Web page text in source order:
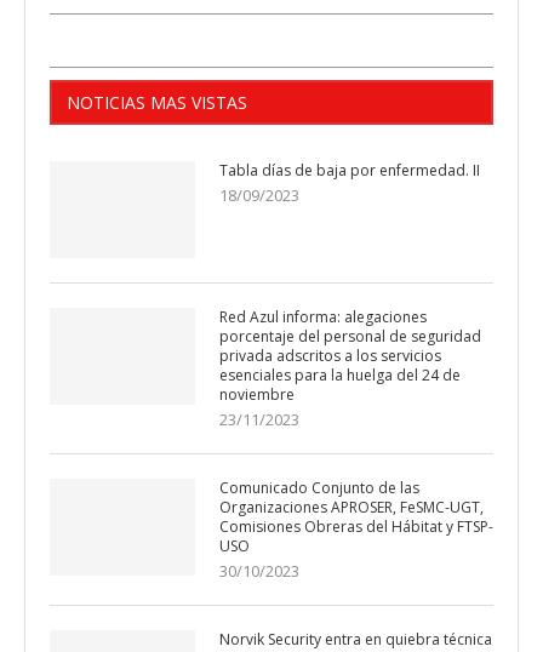
NOTICIAS MAS VISTAS
Tabla días de baja por enfermedad. II
18/09/2023
Red Azul informa: alegaciones
porcentaje del personal de seguridad
privada adscritos a los servicios
esenciales para la huelga del 24 de
noviembre
23/11/2023
Comunicado Conjunto de las
Organizaciones APROSER, FeSMC-UGT,
Comisiones Obreras del Hábitat y FTSP-
USO
30/10/2023
Norvik Security entra en quiebra técnica